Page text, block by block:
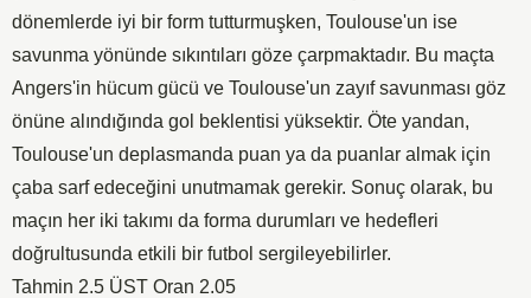
dönemlerde iyi bir form tutturmuşken, Toulouse'un ise
savunma yönünde sıkıntıları göze çarpmaktadır. Bu maçta
Angers'in hücum gücü ve Toulouse'un zayıf savunması göz
önüne alındığında gol beklentisi yüksektir. Öte yandan,
Toulouse'un deplasmanda puan ya da puanlar almak için
çaba sarf edeceğini unutmamak gerekir. Sonuç olarak, bu
maçın her iki takımı da forma durumları ve hedefleri
doğrultusunda etkili bir futbol sergileyebilirler.
Tahmin 2.5 ÜST Oran 2.05